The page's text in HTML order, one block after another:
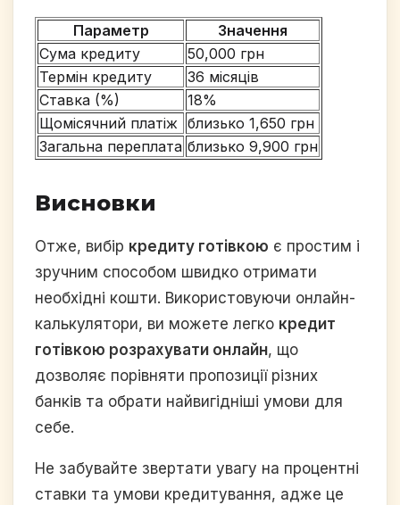
Параметр
Значення
Сума кредиту
50,000 грн
Термін кредиту
36 місяців
Ставка (%)
18%
Щомісячний платіж близько 1,650 грн
Загальна переплата близько 9,900 грн
Висновки
Отже, вибір кредиту готівкою є простим і
зручним способом швидко отримати
необхідні кошти. Використовуючи онлайн-
калькулятори, ви можете легко кредит
готівкою розрахувати онлайн, що
дозволяє порівняти пропозиції різних
банків та обрати найвигідніші умови для
себе.
Не забувайте звертати увагу на процентні
ставки та умови кредитування, адже це